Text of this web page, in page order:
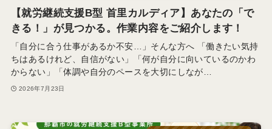
【就労継続支援B型 首里カルディア】あなたの「で
きる！」が見つかる。作業内容をご紹介します！
「自分に合う仕事があるか不安…」そんな方へ 「働きたい気持
ちはあるけれど、自信がない」「何が自分に向いているのかわ
からない」「体調や自分のペースを大切にしなが…
2026年7月23日